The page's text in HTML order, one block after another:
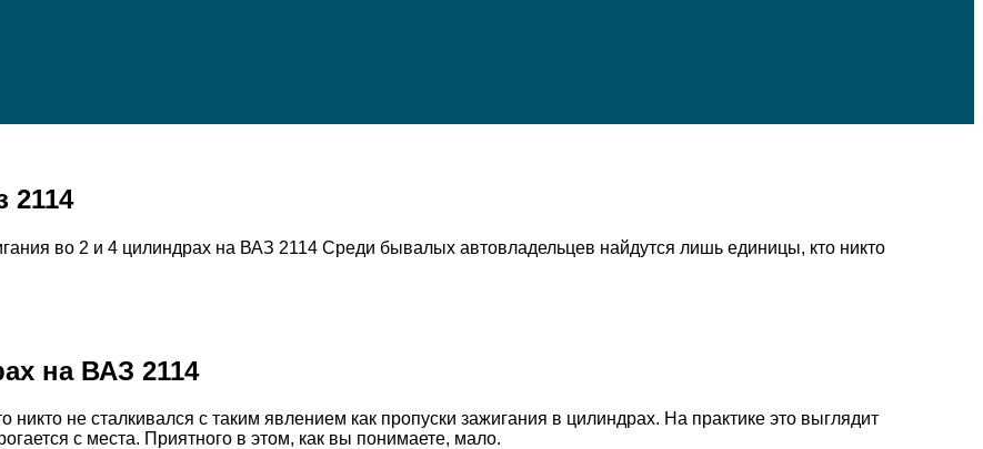
2114
во 2 и 4 цилиндрах на ВАЗ 2114 Среди бывалых автовладельцев найдутся лишь единицы, кто никто
на ВАЗ 2114
не сталкивался с таким явлением как пропуски зажигания в цилиндрах. На практике это выглядит
с места. Приятного в этом, как вы понимаете, мало.